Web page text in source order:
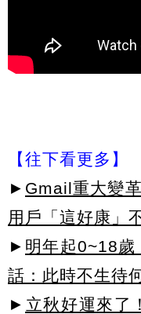
【往下看更多】
► Gmail重大變
用戶「這好康」
► 明年起0~18歲
話：此時不生待
► 立秋好運來了